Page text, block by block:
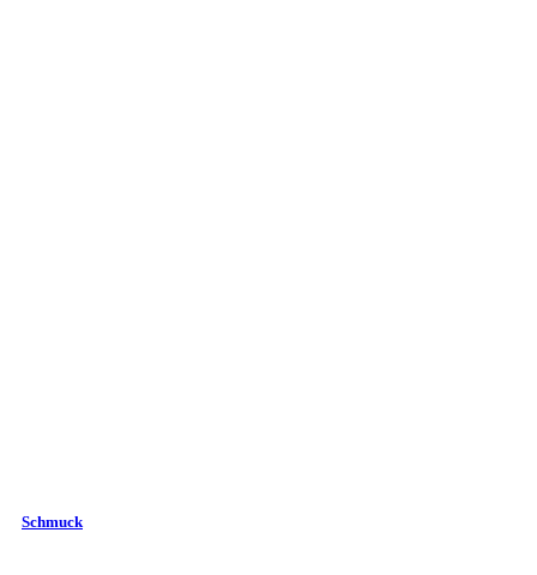
Schmuck